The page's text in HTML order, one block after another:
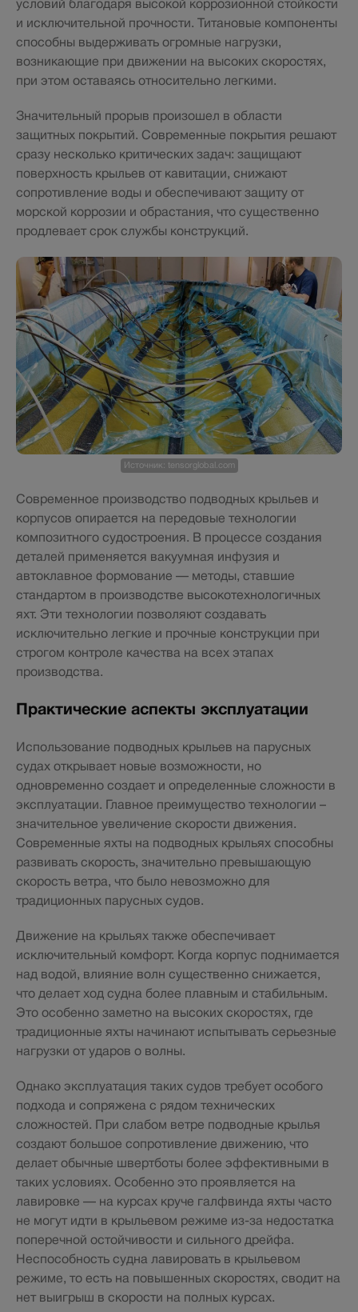
условий благодаря высокой коррозионной стойкости
и исключительной прочности. Титановые компоненты
способны выдерживать огромные нагрузки,
возникающие при движении на высоких скоростях,
при этом оставаясь относительно легкими.
Значительный прорыв произошел в области
защитных покрытий. Современные покрытия решают
сразу несколько критических задач: защищают
поверхность крыльев от кавитации, снижают
сопротивление воды и обеспечивают защиту от
морской коррозии и обрастания, что существенно
продлевает срок службы конструкций.
Источник: tensorglobal.com
Современное производство подводных крыльев и
корпусов опирается на передовые технологии
композитного судостроения. В процессе создания
деталей применяется вакуумная инфузия и
автоклавное формование — методы, ставшие
стандартом в производстве высокотехнологичных
яхт. Эти технологии позволяют создавать
исключительно легкие и прочные конструкции при
строгом контроле качества на всех этапах
производства.
Практические аспекты эксплуатации
Использование подводных крыльев на парусных
судах открывает новые возможности, но
одновременно создает и определенные сложности в
эксплуатации. Главное преимущество технологии –
значительное увеличение скорости движения.
Современные яхты на подводных крыльях способны
развивать скорость, значительно превышающую
скорость ветра, что было невозможно для
традиционных парусных судов.
Движение на крыльях также обеспечивает
исключительный комфорт. Когда корпус поднимается
над водой, влияние волн существенно снижается,
что делает ход судна более плавным и стабильным.
Это особенно заметно на высоких скоростях, где
традиционные яхты начинают испытывать серьезные
нагрузки от ударов о волны.
Однако эксплуатация таких судов требует особого
подхода и сопряжена с рядом технических
сложностей. При слабом ветре подводные крылья
создают большое сопротивление движению, что
делает обычные швертботы более эффективными в
таких условиях. Особенно это проявляется на
лавировке — на курсах круче галфвинда яхты часто
не могут идти в крыльевом режиме из-за недостатка
поперечной остойчивости и сильного дрейфа.
Неспособность судна лавировать в крыльевом
режиме, то есть на повышенных скоростях, сводит на
нет выигрыш в скорости на полных курсах.